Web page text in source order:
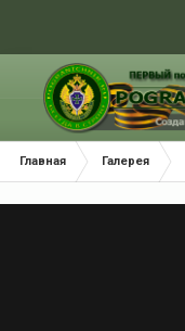
Главная Галерея